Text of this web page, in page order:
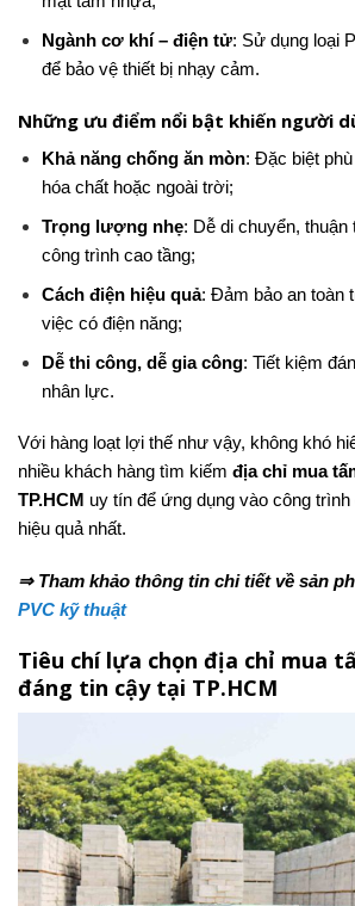
Ngành cơ khí – điện tử: Sử dụng loại
để bảo vệ thiết bị nhạy cảm.
Những ưu điểm nổi bật khiến người
Khả năng chống ăn mòn: Đặc biệt
hóa chất hoặc ngoài trời;
Trọng lượng nhẹ: Dễ di chuyển, thuận
công trình cao tầng;
Cách điện hiệu quả: Đảm bảo an toàn
việc có điện năng;
Dễ thi công, dễ gia công: Tiết kiệm
nhân lực.
Với hàng loạt lợi thế như vậy, không khó
nhiều khách hàng tìm kiếm địa chỉ mua
TP.HCM uy tín để ứng dụng vào công
hiệu quả nhất.
⇒ Tham khảo thông tin chi tiết về sản
PVC kỹ thuật
Tiêu chí lựa chọn địa chỉ mua
đáng tin cậy tại TP.HCM